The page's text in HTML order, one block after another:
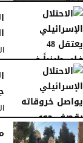
الجمعة، 16 يناير 2026